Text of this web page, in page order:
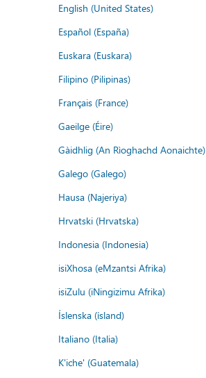
English (United States)
Español (España)
Euskara (Euskara)
Filipino (Pilipinas)
Français (France)
Gaeilge (Éire)
Gàidhlig (An Rìoghachd Aonaichte)
Galego (Galego)
Hausa (Najeriya)
Hrvatski (Hrvatska)
Indonesia (Indonesia)
isiXhosa (eMzantsi Afrika)
isiZulu (iNingizimu Afrika)
Íslenska (ísland)
Italiano (Italia)
K'iche' (Guatemala)